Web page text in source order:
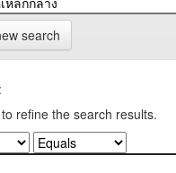
search
refine the search results.